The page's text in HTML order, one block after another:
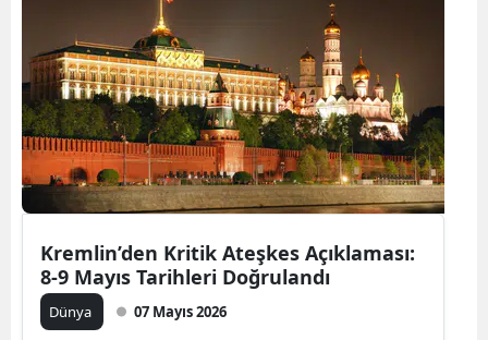
Kremlin’den Kritik Ateşkes Açıklaması:
8-9 Mayıs Tarihleri Doğrulandı
Dünya 07 Mayıs 2026